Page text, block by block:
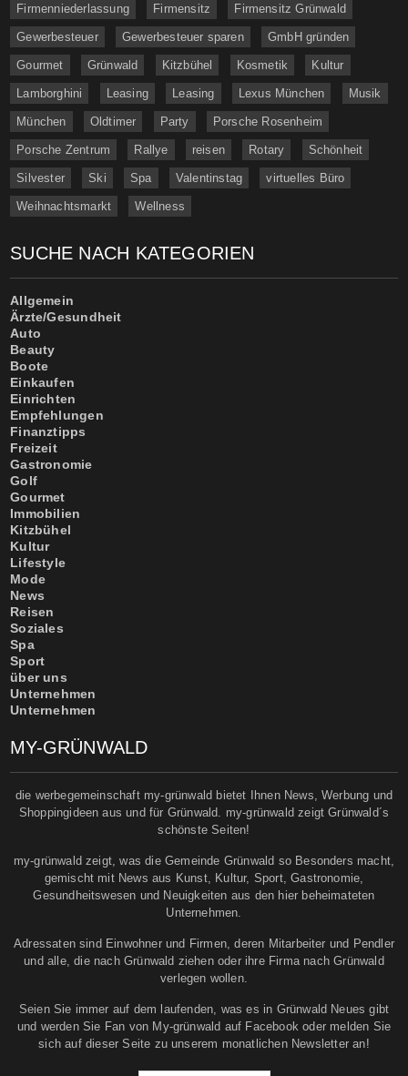
Firmenniederlassung Firmensitz Firmensitz Grünwald
Gewerbesteuer Gewerbesteuer sparen GmbH gründen
Gourmet Grünwald Kitzbühel Kosmetik Kultur
Lamborghini Leasing Leasing Lexus München Musik
München Oldtimer Party Porsche Rosenheim
Porsche Zentrum Rallye reisen Rotary Schönheit
Silvester Ski Spa Valentinstag virtuelles Büro
Weihnachtsmarkt Wellness
SUCHE NACH KATEGORIEN
Allgemein
Ärzte/Gesundheit
Auto
Beauty
Boote
Einkaufen
Einrichten
Empfehlungen
Finanztipps
Freizeit
Gastronomie
Golf
Gourmet
Immobilien
Kitzbühel
Kultur
Lifestyle
Mode
News
Reisen
Soziales
Spa
Sport
über uns
Unternehmen
Unternehmen
MY-GRÜNWALD
die werbegemeinschaft my-grünwald bietet Ihnen News, Werbung und
Shoppingideen aus und für Grünwald. my-grünwald zeigt Grünwald´s
schönste Seiten!
my-grünwald zeigt, was die Gemeinde Grünwald so Besonders macht,
gemischt mit News aus Kunst, Kultur, Sport, Gastronomie,
Gesundheitswesen und Neuigkeiten aus den hier beheimateten
Unternehmen.
Adressaten sind Einwohner und Firmen, deren Mitarbeiter und Pendler
und alle, die nach Grünwald ziehen oder ihre Firma nach Grünwald
verlegen wollen.
Seien Sie immer auf dem laufenden, was es in Grünwald Neues gibt
und werden Sie Fan von My-grünwald auf Facebook oder melden Sie
sich auf dieser Seite zu unserem monatlichen Newsletter an!